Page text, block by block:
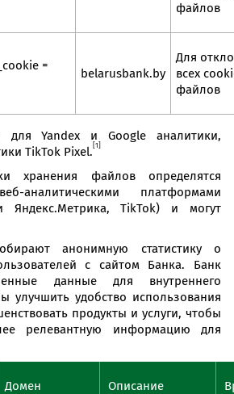
файлов
=
belarusbank.by
Для
всех
файлов
для Yandex и Google аналитики,
TikTok Pixel. [1]
файлов определятся
аналитическими платформами
Яндекс.Метрика, TikTok) и могут
анонимную статистику о
с сайтом Банка. Банк
данные для внутреннего
улучшить удобство использования
продукты и услуги, чтобы
релевантную информацию для
Домен Описание